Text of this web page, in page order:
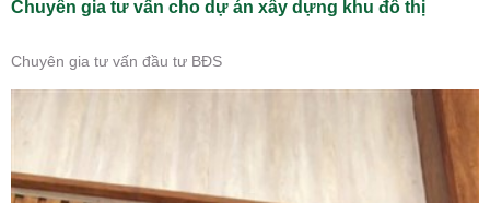
Chuyên gia tư vấn cho dự án xây dựng khu đô thị
Chuyên gia tư vấn đầu tư BĐS